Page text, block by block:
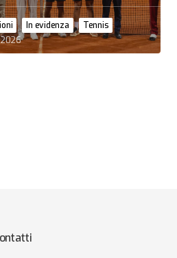
In evidenza
Tennis